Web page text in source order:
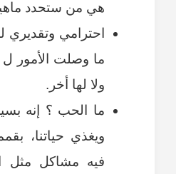
هي من ستحدد
احترامي وتقديري
ما وصلت الأمور ل
ولا لها أخر.
ما الحب ؟ إنه
ويغذي حياتنا،
فيه مشاكل مثل